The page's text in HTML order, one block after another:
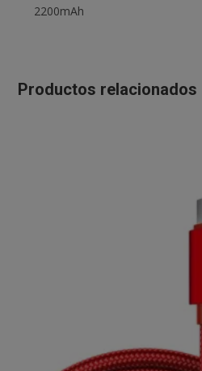
2200mAh
Productos relacionados